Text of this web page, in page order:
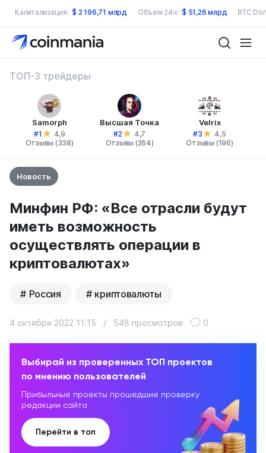
Капитализация: $ 2 196,71 млрд Объем 24ч: $ 51,26 млрд BTC
ТОП-3 трейдеры
Samorph
#1
4,9
Отзывы (338)
Высшая Точка
#2
4,7
Отзывы (264)
Velrix
#3
4,5
Отзывы (196)
Новость
Минфин РФ: «Все отрасли будут
иметь возможность
осуществлять операции в
криптовалютах»
Россия криптовалюты
4 октября 2022 11:15 / 548 просмотров 0
Выбирай из проверенных ТОП проектов
по мнению пользователей
Прибыльные проекты прошедшие проверку
редакции сайта
Перейти в топ